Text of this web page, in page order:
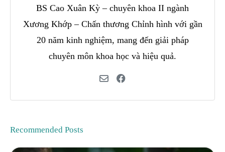
BS Cao Xuân Kỳ – chuyên khoa II ngành
Xương Khớp – Chấn thương Chỉnh hình với gần
20 năm kinh nghiệm, mang đến giải pháp
chuyên môn khoa học và hiệu quả.
Recommended Posts